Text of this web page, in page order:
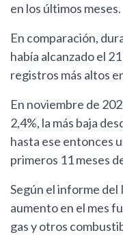
en los últimos meses.
En comparación,
había alcanzado el
registros más altos
En noviembre de
2,4%, la más baja
hasta ese entonces
primeros 11 meses
Según el informe del
aumento en el mes
gas y otros